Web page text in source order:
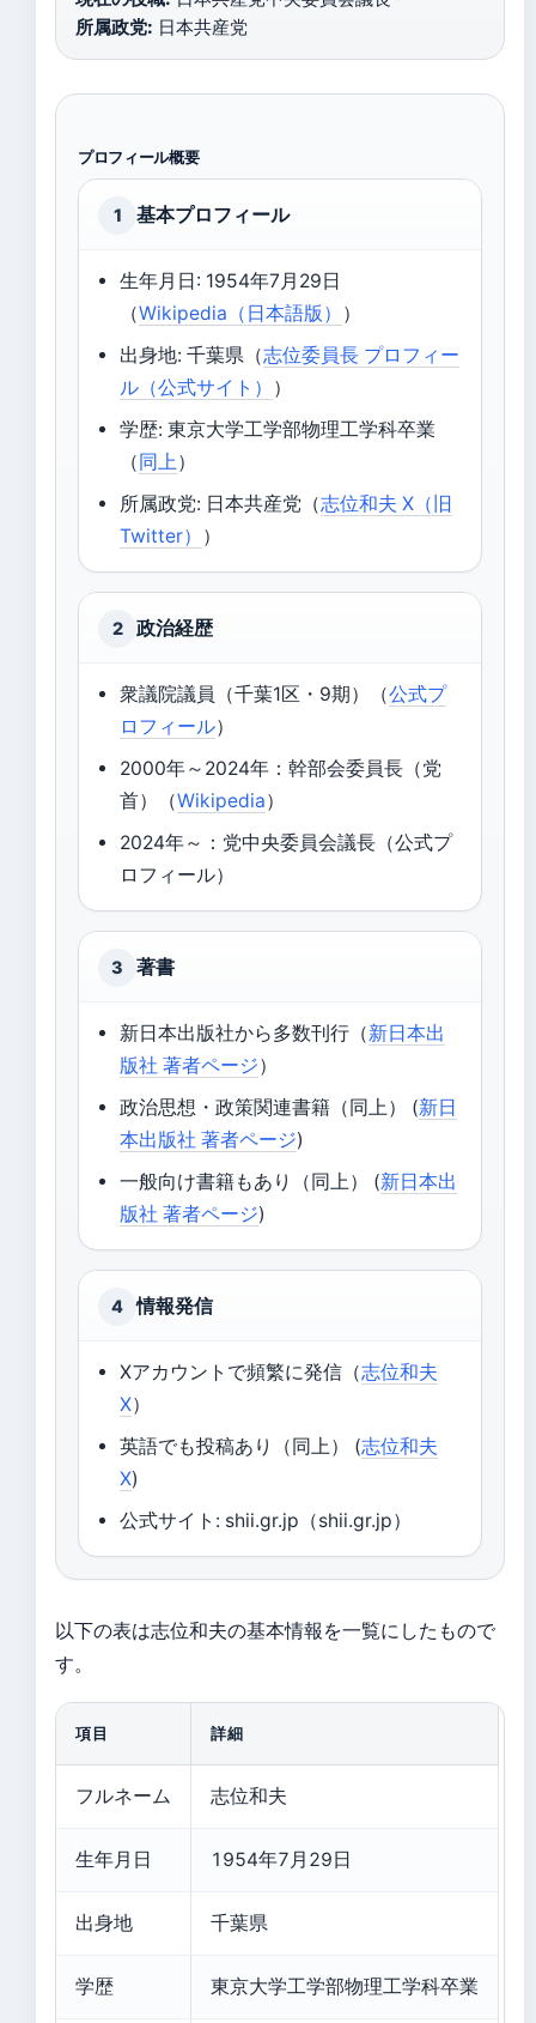
所属政党: 日本共産党
プロフィール概要
1 基本プロフィール
生年月日: 1954年7月29日
（Wikipedia（日本語版） ）
出身地: 千葉県（志位委員長 プロフィー
ル（公式サイト） ）
学歴: 東京大学工学部物理工学科卒業
（同上）
所属政党: 日本共産党（志位和夫 X（旧
Twitter） ）
2 政治経歴
衆議院議員（千葉1区・9期）（公式プ
ロフィール）
2000年～2024年：幹部会委員長（党
首）（Wikipedia）
2024年～：党中央委員会議長（公式プ
ロフィール）
3 著書
新日本出版社から多数刊行（新日本出
版社 著者ページ）
政治思想・政策関連書籍（同上） (新日
本出版社 著者ページ)
一般向け書籍もあり（同上） (新日本出
版社 著者ページ)
4 情報発信
Xアカウントで頻繁に発信（志位和夫
X）
英語でも投稿あり（同上） (志位和夫
X)
公式サイト: shii.gr.jp（shii.gr.jp）
以下の表は志位和夫の基本情報を一覧にしたもので
す。
項目 詳細
フルネーム 志位和夫
生年月日 1954年7月29日
出身地 千葉県
学歴 東京大学工学部物理工学科卒業